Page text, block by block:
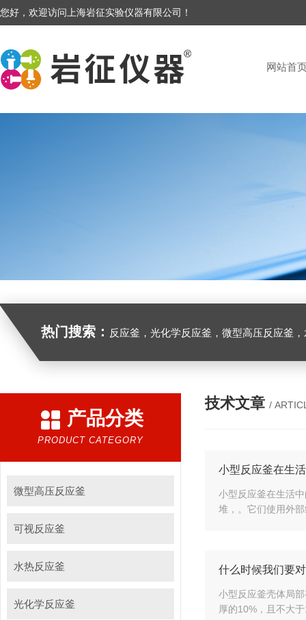
您好，欢迎访问上海岩征实验仪器有限公司！
网站首
热门搜索： 反应釜，光化学反应釜，微型高压反应釜
产品分类
PRODUCT CATEGORY
微型高压反应釜
可视反应釜
水热反应釜
光化学反应釜
技术文章 /
小型反应釜在生
小型反应釜在生活
堆，。它们使用外
什么时候我们要
小型反应釜壳体局
厚的10%，且不大